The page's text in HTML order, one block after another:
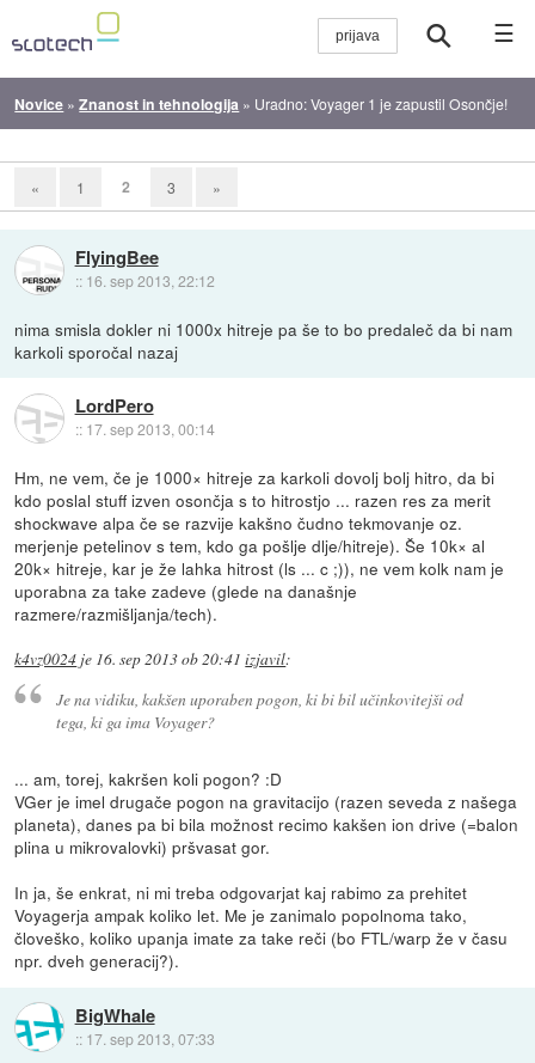
☰
Novice »Znanost in tehnologija » Uradno: Voyager 1 je zapustil Osončje!
« 1 2 3 »
FlyingBee
:: 16. sep 2013, 22:12
nima smisla dokler ni 1000x hitreje pa še to bo predaleč da bi nam
karkoli sporočal nazaj
LordPero
:: 17. sep 2013, 00:14
Hm, ne vem, če je 1000× hitreje za karkoli dovolj bolj hitro, da bi
kdo poslal stuff izven osončja s to hitrostjo ... razen res za merit
shockwave alpa če se razvije kakšno čudno tekmovanje oz.
merjenje petelinov s tem, kdo ga pošlje dlje/hitreje). Še 10k× al
20k× hitreje, kar je že lahka hitrost (ls ... c ;)), ne vem kolk nam je
uporabna za take zadeve (glede na današnje
razmere/razmišljanja/tech).
k4vz0024 je 16. sep 2013 ob 20:41 izjavil:
Je na vidiku, kakšen uporaben pogon, ki bi bil učinkovitejši od
tega, ki ga ima Voyager?
... am, torej, kakršen koli pogon? :D
VGer je imel drugače pogon na gravitacijo (razen seveda z našega
planeta), danes pa bi bila možnost recimo kakšen ion drive (=balon
plina u mikrovalovki) pršvasat gor.
In ja, še enkrat, ni mi treba odgovarjat kaj rabimo za prehitet
Voyagerja ampak koliko let. Me je zanimalo popolnoma tako,
človeško, koliko upanja imate za take reči (bo FTL/warp že v času
npr. dveh generacij?).
BigWhale
:: 17. sep 2013, 07:33